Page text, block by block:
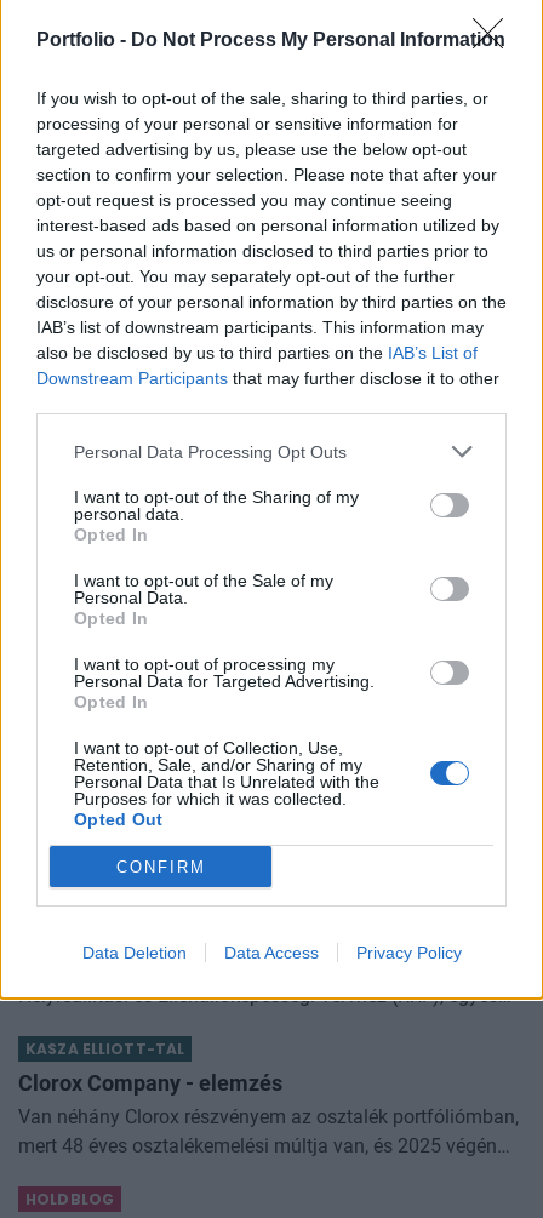
Portfolio - Do Not Process My Personal Information
If you wish to opt-out of the sale, sharing to third parties, or
processing of your personal or sensitive information for
targeted advertising by us, please use the below opt-out
section to confirm your selection. Please note that after your
opt-out request is processed you may continue seeing
interest-based ads based on personal information utilized by
us or personal information disclosed to third parties prior to
your opt-out. You may separately opt-out of the further
disclosure of your personal information by third parties on the
IAB’s list of downstream participants. This information may
also be disclosed by us to third parties on the IAB’s List of
Downstream Participants that may further disclose it to other
Personal Data Processing Opt Outs
I want to opt-out of the Sharing of my
personal data.
Opted In
I want to opt-out of the Sale of my
Personal Data.
Opted In
I want to opt-out of processing my
Personal Data for Targeted Advertising.
Opted In
I want to opt-out of Collection, Use,
Retention, Sale, and/or Sharing of my
Personal Data that Is Unrelated with the
Purposes for which it was collected.
Opted Out
CONFIRM
Data Deletion Data Access Privacy Policy
GLOBÁL
Öt hónapja nem látta senki amerika
ősellenségének vezetőjét, most váratlan
bejelentést tettek róla
Kinevezése óta nem jelent meg a legfelsőbb vezető a
nyilvánosság előtt.
PORTFOLIO BLOGGER
BANKMONITOR
Otthon Start: visszaszáll a kamatversenybe az
Augusztus 10-tól 2,89 százalékos kamat mellett kínálja az
Otthon Start hitelt az UniCredit Bank, ez jelentős
megtakarítást jelenthet a standard évi 3 százalékos
kamathoz képest. De arról sem s
CHIKANSPLANET
A városok egyik legjobb klímafegyvere a fa, de a
legtöbb helyen még mindig nem ültetnek eleget
friss kutatás egybehangzó eredménye szerint a fakorona
akár a városi hőszigethatás felét is semlegesítheti
Csúcsidőben drágább áram?
A közgazdaságtannak vannak olyan területei, amik elsőre
felháborítóan hangzanak, de jobban megnézve
összességében jobb kimenethez vezetnek. Az igaz, hogy
némi kellemetlenséggel is járnak. Az
2026-os nyári adóváltozások: fontos változások, de
Az Országgyűlés 2026. július 28-án elfogadta a
Helyreállítási és Ellenállóképességi Tervhez (RRF), egyes
kapcsolódó adóintézkedésekről, v
KASZA ELLIOTT-TAL
Clorox Company - elemzés
Van néhány Clorox részvényem az osztalék portfóliómban,
mert 48 éves osztalékemelési múltja van, és 2025 végén
dividend king-et. Azt
HOLDBLOG